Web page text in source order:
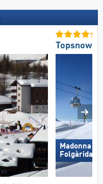
Madonna di
Folgàrida/​